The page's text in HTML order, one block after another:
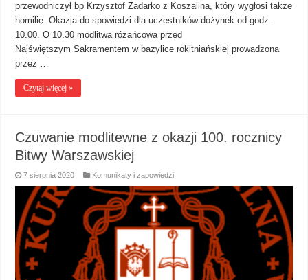
przewodniczył bp Krzysztof Zadarko z Koszalina, który wygłosi także
homilię. Okazja do spowiedzi dla uczestników dożynek od godz.
10.00. O 10.30 modlitwa różańcowa przed
Najświętszym Sakramentem w bazylice rokitniańskiej prowadzona
przez …
Czytaj więcej »
Czuwanie modlitewne z okazji 100. rocznicy
Bitwy Warszawskiej
7 sierpnia 2020 Komunikaty i zapowiedzi